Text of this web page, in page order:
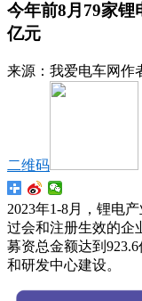
今年前8月79家
亿元
来源： 我爱电车网作
二维码
2023年1-8月，锂电
过会和注册生效的企
募资总金额达到
和研发中心建设。